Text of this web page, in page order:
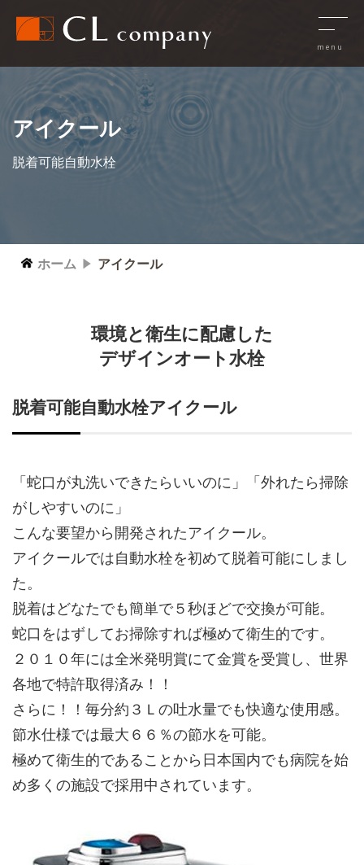
アイクール
脱着可能自動水栓
ホーム アイクール
環境と衛生に配慮した
デザインオート水栓
脱着可能自動水栓アイクール
「蛇口が丸洗いできたらいいのに」「外れたら掃除
がしやすいのに」
こんな要望から開発されたアイクール。
アイクールでは自動水栓を初めて脱着可能にしまし
た。
脱着はどなたでも簡単で５秒ほどで交換が可能。
蛇口をはずしてお掃除すれば極めて衛生的です。
２０１０年には全米発明賞にて金賞を受賞し、世界
各地で特許取得済み！！
さらに！！毎分約３Ｌの吐水量でも快適な使用感。
節水仕様では最大６６％の節水を可能。
極めて衛生的であることから日本国内でも病院を始
め多くの施設で採用中されています。